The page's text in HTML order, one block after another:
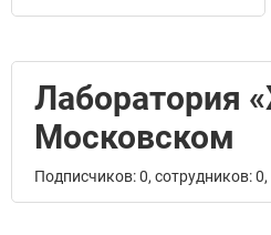
Лаборатория
Московском
Подписчиков: 0, сотрудников: 0,